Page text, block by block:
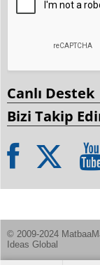
Canlı Destek
Bizi Takip
© 2009-2024
Ideas Global